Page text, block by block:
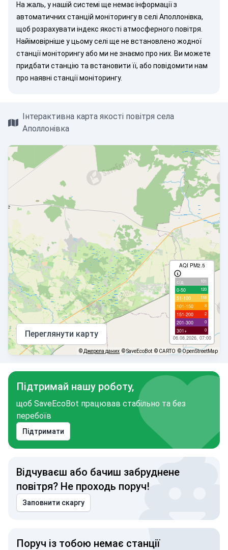
На жаль, у нашій системі ще немає інформації з
автоматичних станцій моніторингу в селі Аполлонівка,
щоб розрахувати індекс якості атмосферного повітря.
Найімовірніше у цьому селі ще не встановлено жодної
станції моніторингу або ми не знаємо про них. Ви можете
придбати станцію та встановити її, або повідомити нам
про наявні станції моніторингу.
Інтерактивна карта якості повітря села
Аполлонівка
AQI PM2.5
с/д 101
0-50 120
51-100 118
101-150 8
151-200 2
201-300 0
301+ 0
06.08.2026, 07:00
Переглянути карту
© Джерела даних © SaveEcoBot © CARTO © OpenStreetMap
Підтримай нашу роботу,
щоб SaveEcoBot працював стабільно та без
перебоїв
Підтримати
Відчуваєш або бачиш забруднене
повітря? Не проходь поруч!
Заповнити скаргу
Поруч із тобою немає станції